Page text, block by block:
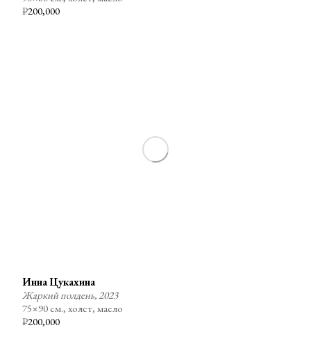
₽200,000
₽200,000
Инна Цукахина
Жаркий полдень, 2023
75×90 см., холст, масло